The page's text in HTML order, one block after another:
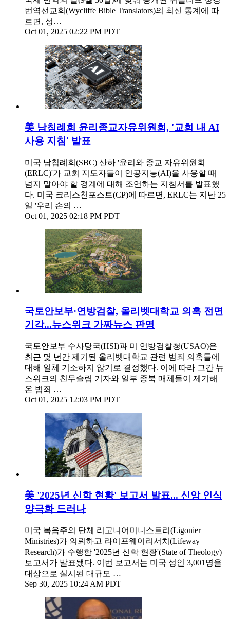
번역선교회(Wycliffe Bible Translators)의 최신 통계에 따
르면, 성…
Oct 01, 2025 02:22 PM PDT
美 남침례회 윤리종교자유위원회, '교회 내 AI
사용 지침' 발표
미국 남침례회(SBC) 산하 '윤리와 종교 자유위원회
(ERLC)'가 교회 지도자들이 인공지능(AI)을 사용할 때
넘지 말아야 할 경계에 대해 조언하는 지침서를 발표했
다. 미국 크리스천포스트(CP)에 따르면, ERLC는 지난 25
일 '우리 손의 …
Oct 01, 2025 02:18 PM PDT
국토안보부·연방검찰, 올리벳대학교 의혹 전면
기각...뉴스위크 가짜뉴스 판명
국토안보부 수사당국(HSI)과 미 연방검찰청(USAO)은
최근 몇 년간 제기된 올리벳대학교 관련 범죄 의혹들에
대해 일체 기소하지 않기로 결정했다. 이에 따라 그간 뉴
스위크의 친무슬림 기자와 일부 종북 매체들이 제기해
온 범죄 …
Oct 01, 2025 12:03 PM PDT
美 '2025년 신학 현황' 보고서 발표... 신앙 인식
양극화 드러나
미국 복음주의 단체 리고니어미니스트리(Ligonier
Ministries)가 의뢰하고 라이프웨이리서치(Lifeway
Research)가 수행한 '2025년 신학 현황'(State of Theology)
보고서가 발표됐다. 이번 보고서는 미국 성인 3,001명을
대상으로 실시된 대규모 …
Sep 30, 2025 10:24 AM PDT